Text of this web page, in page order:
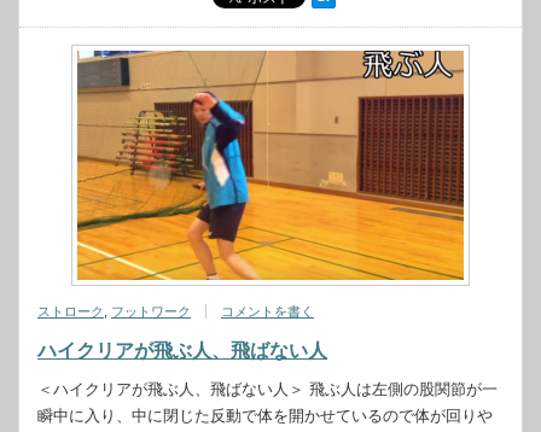
ストローク フットワーク コメントを書く
ハイクリアが飛ぶ人、飛ばない人
＜ハイクリアが飛ぶ人、飛ばない人＞ 飛ぶ人は左側の股関節が一
瞬中に入り、中に閉じた反動で体を開かせているので体が回りや